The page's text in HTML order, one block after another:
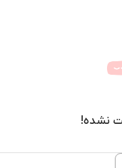
نشده!